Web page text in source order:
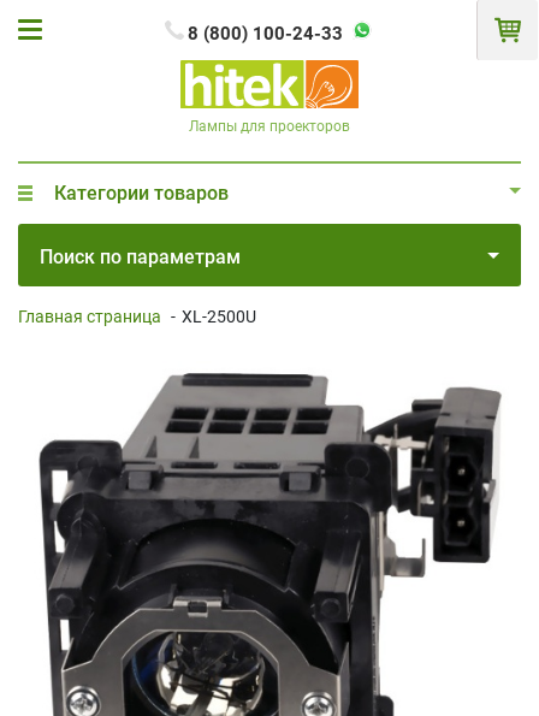
8 (800) 100-24-33
Лампы для проекторов
Категории товаров
Поиск по параметрам
Главная страница - XL-2500U